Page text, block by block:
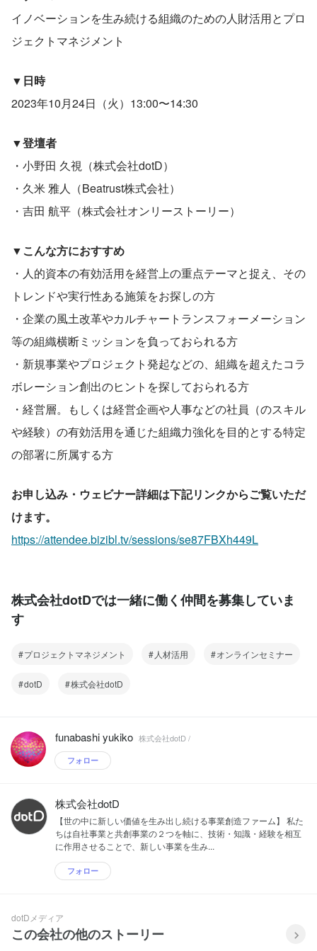
イノベーションを生み続ける組織のための人財活用とプロ
ジェクトマネジメント
▼日時
2023年10月24日（火）13:00〜14:30
▼登壇者
・小野田 久視（株式会社dotD）
・久米 雅人（Beatrust株式会社）
・吉田 航平（株式会社オンリーストーリー）
▼こんな方におすすめ
・人的資本の有効活用を経営上の重点テーマと捉え、その
トレンドや実行性ある施策をお探しの方
・企業の風土改革やカルチャートランスフォーメーション
等の組織横断ミッションを負っておられる方
・新規事業やプロジェクト発起などの、組織を超えたコラ
ボレーション創出のヒントを探しておられる方
・経営層。もしくは経営企画や人事などの社員（のスキル
や経験）の有効活用を通じた組織力強化を目的とする特定
の部署に所属する方
お申し込み・ウェビナー詳細は下記リンクからご覧いただ
けます。
https://attendee.bizibl.tv/sessions/se87FBXh449L
株式会社dotDでは一緒に働く仲間を募集していま
す
プロジェクトマネジメント 人材活用 オンラインセミナー
dotD 株式会社dotD
funabashi yukiko 株式会社dotD /
フォロー
株式会社dotD
【世の中に新しい価値を生み出し続ける事業創造ファーム】 私た
ちは自社事業と共創事業の２つを軸に、技術・知識・経験を相互
に作用させることで、新しい事業を生み...
フォロー
dotDメディア
この会社の他のストーリー